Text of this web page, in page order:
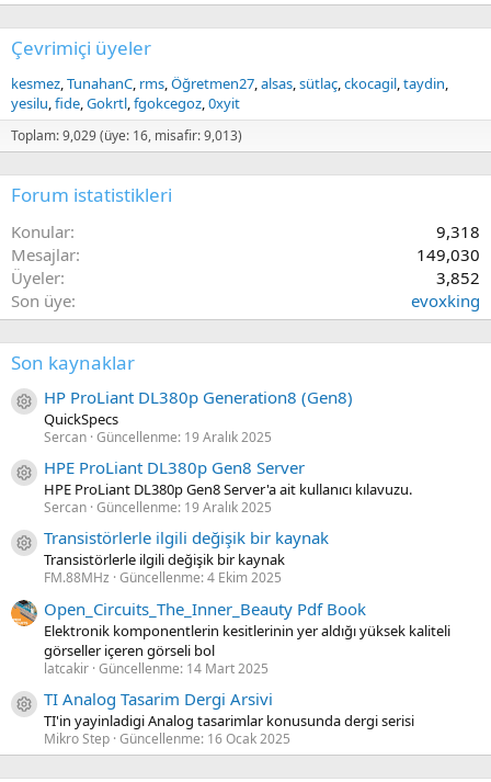
Çevrimiçi üyeler
kesmez TunahanC rms Öğretmen27 alsas sütlaç ckocagil taydin
yesilu fide Gokrtl fgokcegoz 0xyit
Toplam: 9,029 (üye: 16, misafir: 9,013)
Forum istatistikleri
Konular
9,318
Mesajlar
149,030
Üyeler
3,852
Son üye
evoxking
Son kaynaklar
Kaynak ikon/amblem
HP ProLiant DL380p Generation8 (Gen8)
QuickSpecs
Sercan Güncellenme: 19 Aralık 2025
Kaynak ikon/amblem
HPE ProLiant DL380p Gen8 Server
HPE ProLiant DL380p Gen8 Server'a ait kullanıcı kılavuzu.
Sercan Güncellenme: 19 Aralık 2025
Kaynak ikon/amblem
Transistörlerle ilgili değişik bir kaynak
Transistörlerle ilgili değişik bir kaynak
FM.88MHz Güncellenme:4 Ekim 2025
Open_Circuits_The_Inner_Beauty Pdf Book
Elektronik komponentlerin kesitlerinin yer aldığı yüksek kaliteli
görseller içeren görseli bol
latcakir Güncellenme: 14 Mart 2025
Kaynak ikon/amblem
TI Analog Tasarim Dergi Arsivi
TI'in yayinladigi Analog tasarimlar konusunda dergi serisi
Mikro Step Güncellenme: 16 Ocak 2025